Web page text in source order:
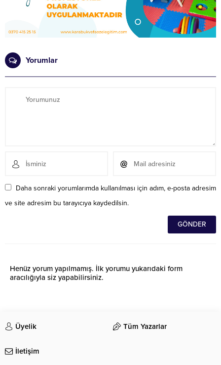
Yorumlar
Daha sonraki yorumlarımda kullanılması için adım, e-posta adresim
ve site adresim bu tarayıcıya kaydedilsin.
Henüz yorum yapılmamış. İlk yorumu yukarıdaki form
aracılığıyla siz yapabilirsiniz.
Üyelik Tüm Yazarlar
İletişim